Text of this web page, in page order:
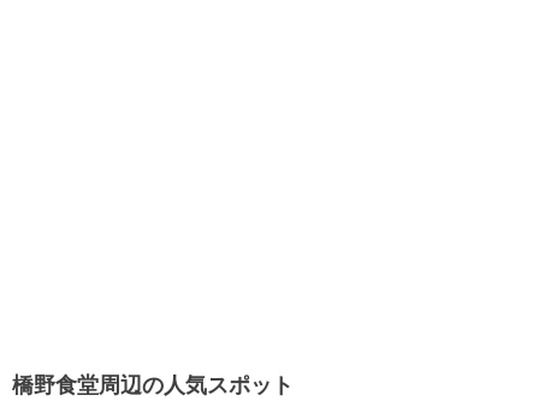
橋野食堂周辺の人気スポット